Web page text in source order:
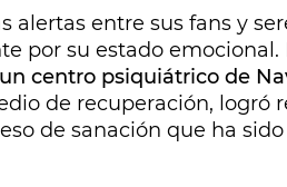
alertas entre sus fans y
por su estado emocional.
centro psiquiátrico de
de recuperación, logró
de sanación que ha